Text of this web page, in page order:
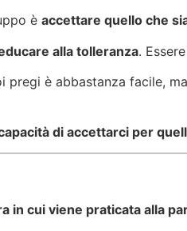
è accettare quello che
alla tolleranza.
pregi è abbastanza facile,
di accettarci per
in cui viene praticata alla